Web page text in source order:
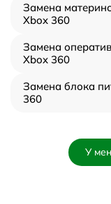
Замена
Xbox 360
Замена
Xbox 360
Замена блока
360
У